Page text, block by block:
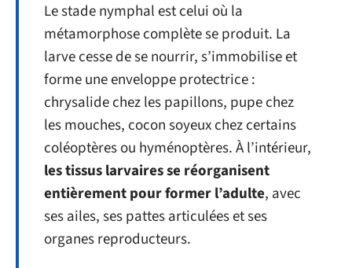
Le stade nymphal est celui où la
métamorphose complète se produit. La
larve cesse de se nourrir, s’immobilise et
forme une enveloppe protectrice :
chrysalide chez les papillons, pupe chez
les mouches, cocon soyeux chez certains
coléoptères ou hyménoptères. À l’intérieur,
les tissus larvaires se réorganisent
entièrement pour former l’adulte, avec
ses ailes, ses pattes articulées et ses
organes reproducteurs.